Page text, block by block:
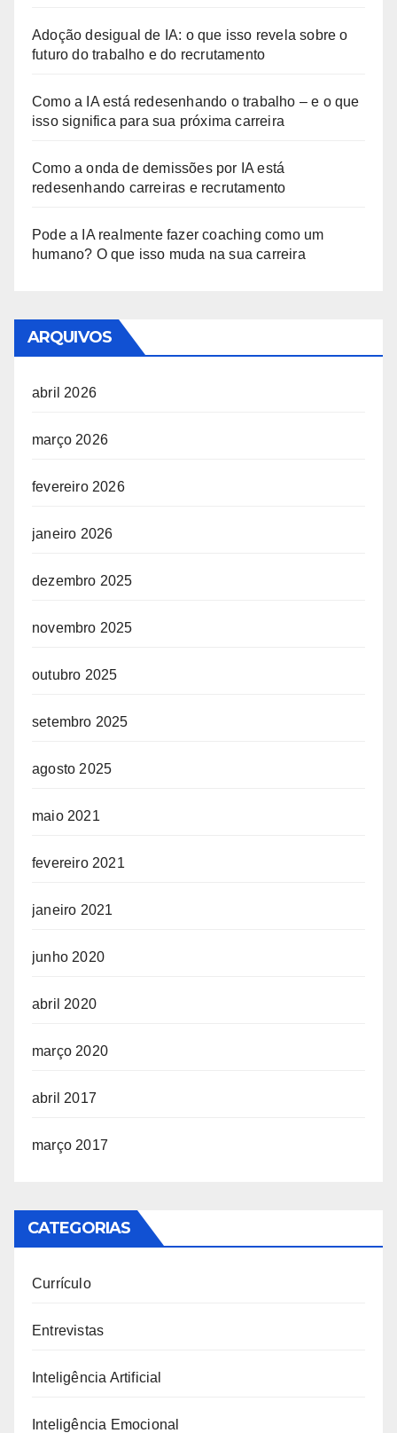
Adoção desigual de IA: o que isso revela sobre o
futuro do trabalho e do recrutamento
Como a IA está redesenhando o trabalho – e o que
isso significa para sua próxima carreira
Como a onda de demissões por IA está
redesenhando carreiras e recrutamento
Pode a IA realmente fazer coaching como um
humano? O que isso muda na sua carreira
ARQUIVOS
abril 2026
março 2026
fevereiro 2026
janeiro 2026
dezembro 2025
novembro 2025
outubro 2025
setembro 2025
agosto 2025
maio 2021
fevereiro 2021
janeiro 2021
junho 2020
abril 2020
março 2020
abril 2017
março 2017
CATEGORIAS
Currículo
Entrevistas
Inteligência Artificial
Inteligência Emocional